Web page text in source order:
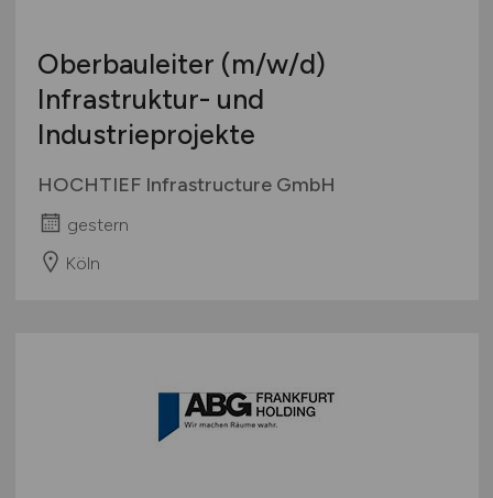
Oberbauleiter (m/w/d)
Infrastruktur- und
Industrieprojekte
HOCHTIEF Infrastructure GmbH
gestern
Köln